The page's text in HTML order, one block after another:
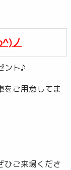
丿
ント♪
をご用意してま
ひご来場くださ